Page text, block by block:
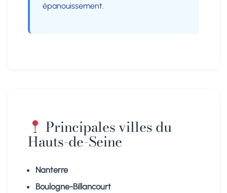
épanouissement.
Principales villes du
Hauts-de-Seine
Nanterre
Boulogne-Billancourt